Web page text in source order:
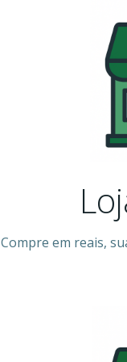
Compre em reais,